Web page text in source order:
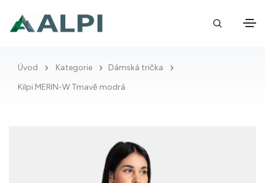
Úvod Kategorie
Dámská trička
Kilpi MERIN-W Tmavě modrá